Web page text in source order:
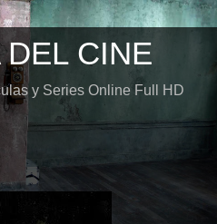
CINE
y Series Online Full HD